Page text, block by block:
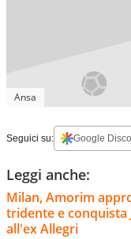
Ansa
Seguici su: Google
Leggi anche:
Milan, Amorim
tridente e conquista
all'ex Allegri